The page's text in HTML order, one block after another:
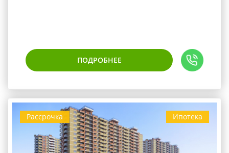
ПОДРОБНЕЕ
Ипотека
Рассрочка